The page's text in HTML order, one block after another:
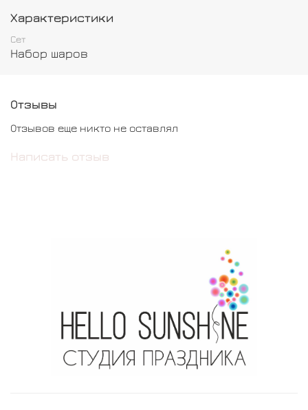
Шар с конфетти - 2 шт
Шар обычный - 8 шт
Характеристики
Сет
Набор шаров
Отзывы
Отзывов еще никто не оставлял
Написать отзыв